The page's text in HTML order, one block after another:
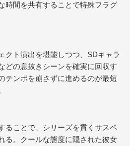
時間を共有することで特殊フラグ
クト演出を堪能しつつ、SDキャラ
どの息抜きシーンを確実に回収す
テンポを崩さずに進めるのが最短
ることで、シリーズを貫くサスペ
る。クールな態度に隠された彼女